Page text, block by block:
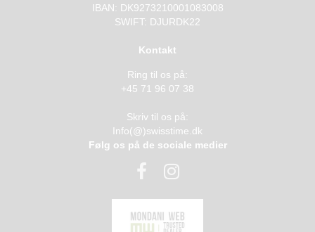
IBAN: DK9273210001083008
SWIFT: DJURDK22
Kontakt
Ring til os på:
+45 71 96 07 38
Skriv til os på:
Info(@)swisstime.dk
Følg os på de sociale medier